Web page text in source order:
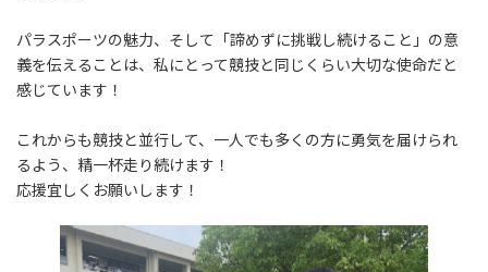
パラスポーツの魅力、そして「諦めずに挑戦し続けること」の意
義を伝えることは、私にとって競技と同じくらい大切な使命だと
感じています！
これからも競技と並行して、一人でも多くの方に勇気を届けられ
るよう、精一杯走り続けます！
応援宜しくお願いします！